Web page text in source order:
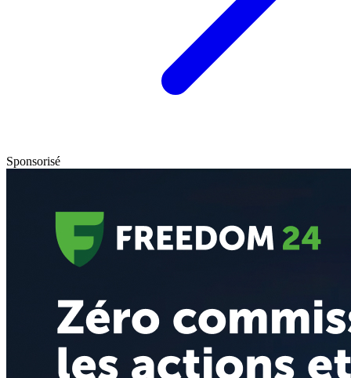
Sponsorisé